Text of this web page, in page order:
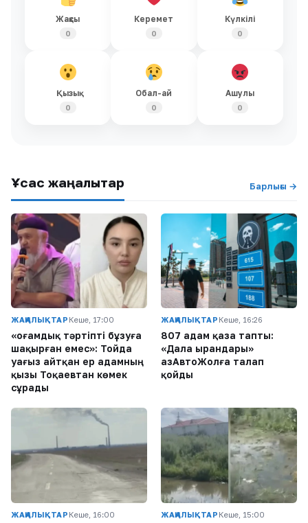
Жақсы
0
Керемет
0
Күлкілі
0
Қызық
0
Обал-ай
0
Ашулы
0
Ұқсас жаңалықтар Барлығы →
ЖАҢАЛЫҚТАР Кеше, 17:00
«Қоғамдық тәртіпті бұзуға
шақырған емес»: Тойда
уағыз айтқан ер адамның
қызы Тоқаевтан көмек
сұрады
ЖАҢАЛЫҚТАР Кеше, 16:26
807 адам қаза тапты:
«Дала Қырандары»
ҚазАвтоЖолға талап
қойды
ЖАҢАЛЫҚТАР Кеше, 16:00 ЖАҢАЛЫҚТАР Кеше, 15:00